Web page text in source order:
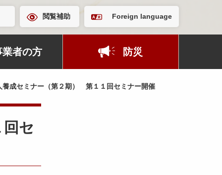
閲覧補助 Foreign language
業者の方 防災
成セミナー（第２期） 第１１回セミナー開催
セ